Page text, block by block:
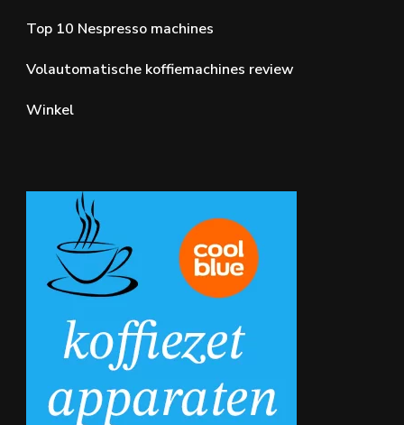
Top 10 Nespresso machines
Volautomatische koffiemachines review
Winkel